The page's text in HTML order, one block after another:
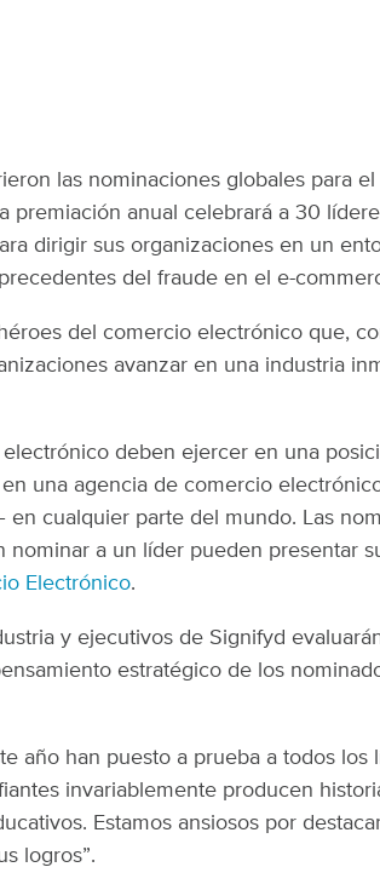
las nominaciones globales para
premiación anual celebrará a 30
dirigir sus organizaciones en un
del fraude en el e-
del comercio electrónico que,
avanzar en una industria
deben ejercer en una
una agencia de comercio
cualquier parte del mundo. Las
a un líder pueden presentar
Electrónico.
y ejecutivos de Signifyd
estratégico de los
año han puesto a prueba a todos los
invariablemente producen
Estamos ansiosos por
logros”.